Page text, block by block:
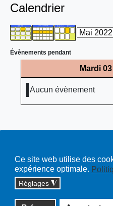
Ce site web utilise des
expérience optimale.
Réglages ◮
Calendrier
Évènements pendant
Mardi
Aucun évènement
Copyright © 2026